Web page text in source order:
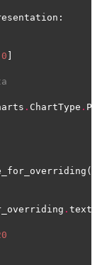
0
. ChartType .
.